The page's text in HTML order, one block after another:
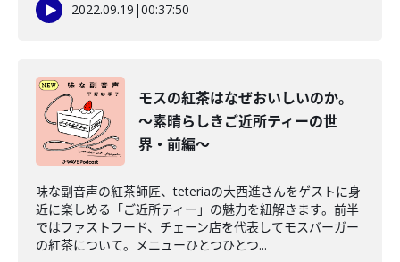
2022.09.19 |00:37:50
モスの紅茶はなぜおいしいのか。
～素晴らしきご近所ティーの世
界・前編～
味な副音声の紅茶師匠、teteriaの大西進さんをゲストに身
近に楽しめる「ご近所ティー」の魅力を紐解きます。前半
ではファストフード、チェーン店を代表してモスバーガー
の紅茶について。メニューひとつひとつ...